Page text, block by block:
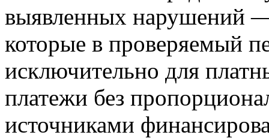
выявленных нарушений
которые в проверяемый
исключительно для
платежи без
источниками